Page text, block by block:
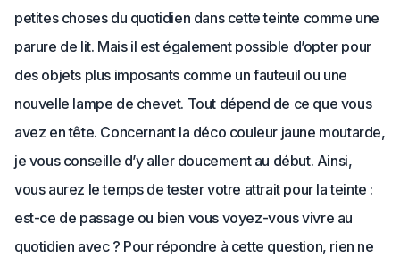
petites choses du quotidien dans cette teinte comme une
parure de lit. Mais il est également possible d’opter pour
des objets plus imposants comme un fauteuil ou une
nouvelle lampe de chevet. Tout dépend de ce que vous
avez en tête. Concernant la déco couleur jaune moutarde,
je vous conseille d’y aller doucement au début. Ainsi,
vous aurez le temps de tester votre attrait pour la teinte :
est-ce de passage ou bien vous voyez-vous vivre au
quotidien avec ? Pour répondre à cette question, rien ne